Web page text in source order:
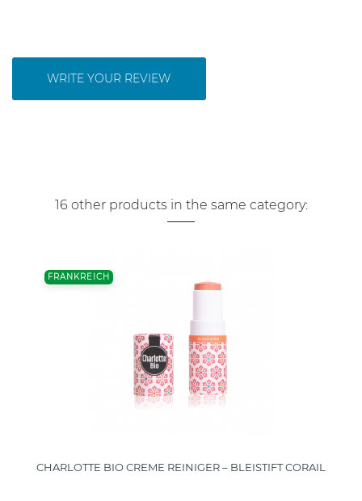
WRITE YOUR REVIEW
16 other products in the same category:
FRANKREICH
CHARLOTTE BIO CREME REINIGER – BLEISTIFT CORAIL